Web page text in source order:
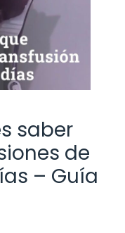
saber
de
– Guía